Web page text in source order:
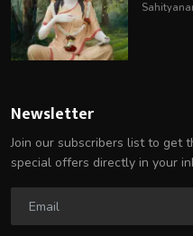
Newsletter
Join our subscribers list to get
special offers directly in your